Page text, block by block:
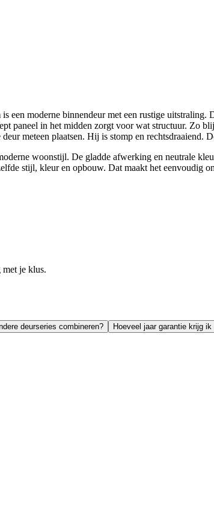
moderne binnendeur met een rustige
paneel in het midden zorgt voor wat structuur. Zo
meteen plaatsen. Hij is stomp en rechtsdraaiend.
woonstijl. De gladde afwerking en neutrale
stijl, kleur en opbouw. Dat maakt het eenvoudig
je klus.
deurseries combineren?
Hoeveel jaar garantie krijg